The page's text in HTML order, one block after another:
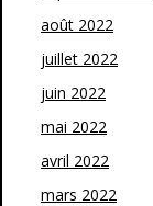
août 2022
juillet 2022
juin 2022
mai 2022
avril 2022
mars 2022